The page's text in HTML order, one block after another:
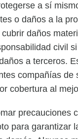
a sí
o daños a la
daños
civil
a terceros.
compañías de
cobertura al
precauciones
para garantizar